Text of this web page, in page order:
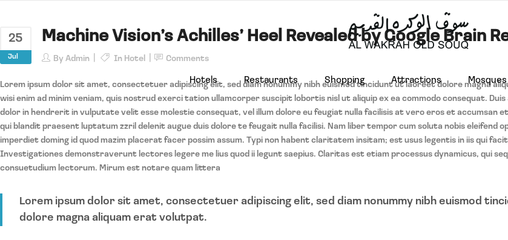
Hotels Restaurants Shopping Attractions Mosques
25
Jul
Machine Vision’s Achilles’ Heel Revealed by Google Brain
By Admin In Hotel Comments
Lorem ipsum dolor sit amet, consectetuer adipiscing elit, sed diam nonummy nibh euismod tincidunt ut laoreet dolore magna
wisi enim ad minim veniam, quis nostrud exerci tation ullamcorper suscipit lobortis nisl ut aliquip ex ea commodo consequat.
dolor in hendrerit in vulputate velit esse molestie consequat, vel illum dolore eu feugiat nulla facilisis at vero eros et accumsan
qui blandit praesent luptatum zzril delenit augue duis dolore te feugait nulla facilisi. Nam liber tempor cum soluta nobis eleifend
imperdiet doming id quod mazim placerat facer possim assum. Typi non habent claritatem insitam; est usus legentis in iis qui
Investigationes demonstraverunt lectores legere me lius quod ii legunt saepius. Claritas est etiam processus dynamicus, qui
consuetudium lectorum. Mirum est notare quam littera
Lorem ipsum dolor sit amet, consectetuer adipiscing elit, sed diam nonummy nibh euismod
dolore magna aliquam erat volutpat.